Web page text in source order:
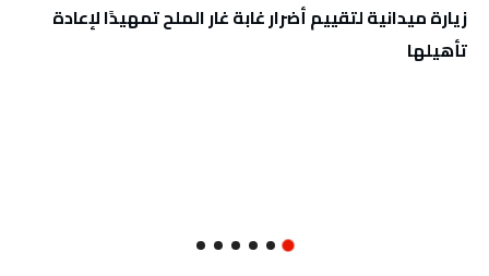
زيارة ميدانية لتقييم أضرار غابة غار الملح تمهيدًا لإعادة
تأهيلها